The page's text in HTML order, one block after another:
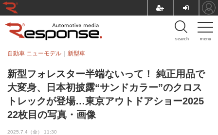
menu
search
新型フォレスター半端ないって！ 純正用品で
大変身、日本初披露“サンドカラー”のクロス
トレックが登場…東京アウトドアショー2025
22枚目の写真・画像
自動車 ニューモデル 新型車
2025.7.4（金） 11:30